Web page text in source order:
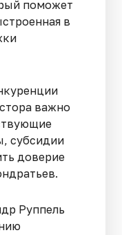
поможет
в
важно
субсидии
доверие
Руппель